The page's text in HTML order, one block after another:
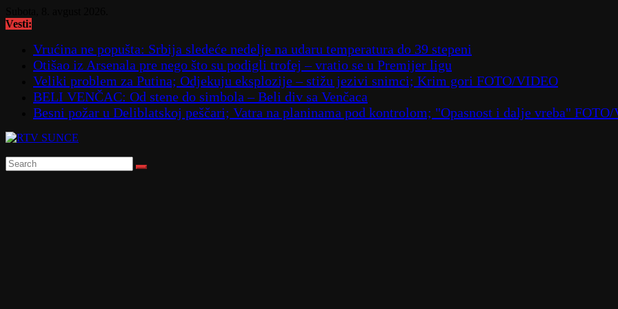
to
Vesti:
Vrućina ne popušta: Srbija sledeće nedelje na udaru temperatura do 39 stepeni
Otišao iz Arsenala pre nego što su podigli trofej – vratio se u Premijer ligu
Veliki problem za Putina; Odjekuju eksplozije – stižu jezivi snimci; Krim gori FOTO/VIDEO
BELI VENČAC: Od stene do simbola – Beli div sa Venčaca
Besni požar u Deliblatskoj peščari; Vatra na planinama pod kontrolom; "Opasnost i dalje vreba"